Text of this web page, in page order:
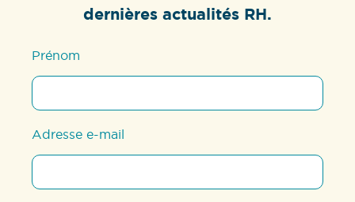
dernières actualités RH.
Prénom
Adresse e-mail